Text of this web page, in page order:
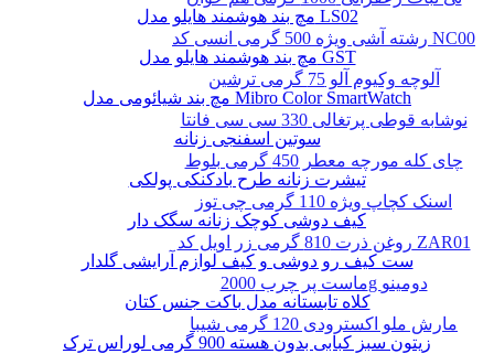
رشته آشی ویژه 500 گرمی انسی کد NC00
آلوچه وکیوم آلو 75 گرمی ترشین
نوشابه قوطی پرتغالی 330 سی سی فانتا
چای کله مورچه معطر 450 گرمی بلوط
اسنک کچاپ ویژه 110 گرمی چی توز
روغن ذرت 810 گرمی زر اویل کد ZAR01
ماست پر چرب 2000g دومینو
مارش ملو اکسترودی 120 گرمی شیبا
مچ بند هوشمند هایلو مدل LS02
مچ بند هوشمند هایلو مدل GST
مچ بند شیائومی مدل Mibro Color SmartWatch
سوتین اسفنجی زنانه
تیشرت زنانه طرح بادکنکی پولکی
کیف دوشی کوچک زنانه سگک دار
ست کیف رو دوشی و کیف لوازم آرایشی گلدار
کلاه تابستانه مدل باکت جنس کتان
زیتون سبز کبابی بدون هسته 900 گرمی لوراس ترک